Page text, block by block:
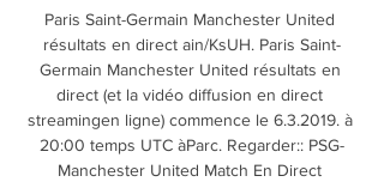
Paris Saint-Germain Manchester United
résultats en direct ain/KsUH. Paris Saint-
Germain Manchester United résultats en
direct (et la vidéo diffusion en direct
streamingen ligne) commence le 6.3.2019. à
20:00 temps UTC àParc. Regarder:: PSG-
Manchester United Match En Direct